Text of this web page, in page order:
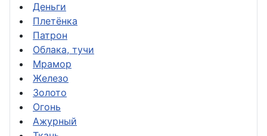
Деньги
Плетёнка
Патрон
Облака, тучи
Мрамор
Железо
Золото
Огонь
Ажурный